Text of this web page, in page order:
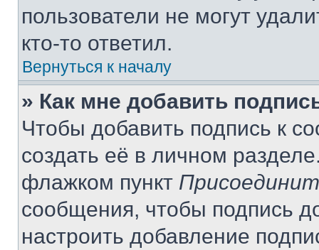
пользователи не могут
кто-то ответил.
Вернуться к началу
» Как мне добавить
Чтобы добавить подпись к
создать её в личном
флажком пункт
сообщения, чтобы подпись
настроить добавление